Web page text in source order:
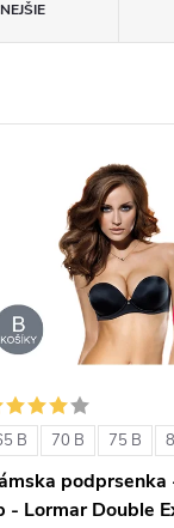
B 70 B 75 B
podprsenka
- Lormar Double